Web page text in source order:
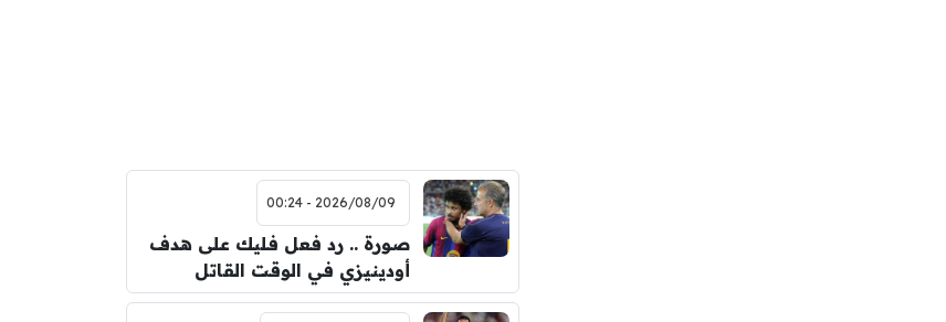
2026/08/09 - 00:24
صورة .. رد فعل فليك على هدف
أودينيزي في الوقت القاتل